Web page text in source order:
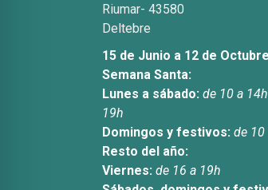
Riumar- 43580
Deltebre
15 de Junio a 12 de
Semana Santa:
Lunes a sábado: de 10 a
19h
Domingos y festivos: de 10
Resto del año:
Viernes: de 16 a 19h